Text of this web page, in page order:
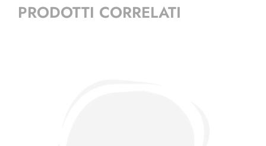
PRODOTTI CORRELATI